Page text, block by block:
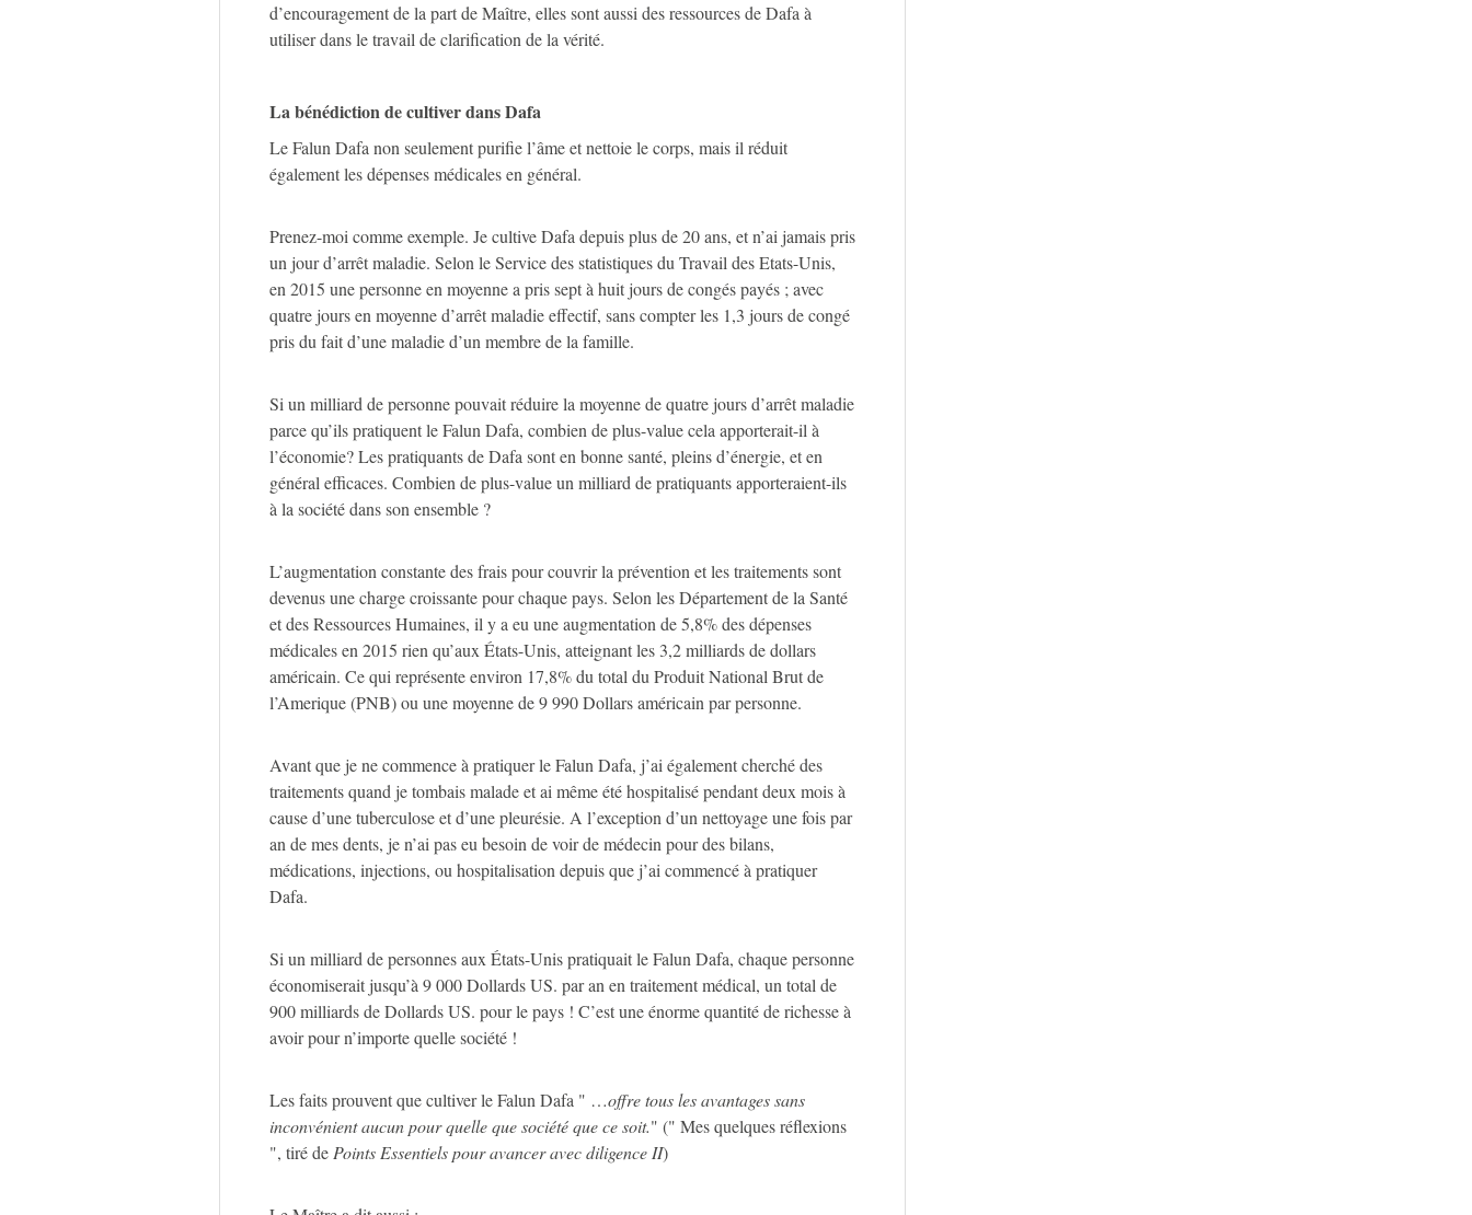
d’encouragement de la part de Maître, elles sont aussi des ressources de Dafa à
utiliser dans le travail de clarification de la vérité.
La bénédiction de cultiver dans Dafa
Le Falun Dafa non seulement purifie l’âme et nettoie le corps, mais il réduit
également les dépenses médicales en général.
Prenez-moi comme exemple. Je cultive Dafa depuis plus de 20 ans, et n’ai jamais pris
un jour d’arrêt maladie. Selon le Service des statistiques du Travail des Etats-Unis,
en 2015 une personne en moyenne a pris sept à huit jours de congés payés ; avec
quatre jours en moyenne d’arrêt maladie effectif, sans compter les 1,3 jours de congé
pris du fait d’une maladie d’un membre de la famille.
Si un milliard de personne pouvait réduire la moyenne de quatre jours d’arrêt maladie
parce qu’ils pratiquent le Falun Dafa, combien de plus-value cela apporterait-il à
l’économie? Les pratiquants de Dafa sont en bonne santé, pleins d’énergie, et en
général efficaces. Combien de plus-value un milliard de pratiquants apporteraient-ils
à la société dans son ensemble ?
L’augmentation constante des frais pour couvrir la prévention et les traitements sont
devenus une charge croissante pour chaque pays. Selon les Département de la Santé
et des Ressources Humaines, il y a eu une augmentation de 5,8% des dépenses
médicales en 2015 rien qu’aux États-Unis, atteignant les 3,2 milliards de dollars
américain. Ce qui représente environ 17,8% du total du Produit National Brut de
l’Amerique (PNB) ou une moyenne de 9 990 Dollars américain par personne.
Avant que je ne commence à pratiquer le Falun Dafa, j’ai également cherché des
traitements quand je tombais malade et ai même été hospitalisé pendant deux mois à
cause d’une tuberculose et d’une pleurésie. A l’exception d’un nettoyage une fois par
an de mes dents, je n’ai pas eu besoin de voir de médecin pour des bilans,
médications, injections, ou hospitalisation depuis que j’ai commencé à pratiquer
Dafa.
Si un milliard de personnes aux États-Unis pratiquait le Falun Dafa, chaque personne
économiserait jusqu’à 9 000 Dollards US. par an en traitement médical, un total de
900 milliards de Dollards US. pour le pays ! C’est une énorme quantité de richesse à
avoir pour n’importe quelle société !
Les faits prouvent que cultiver le Falun Dafa " …offre tous les avantages sans
inconvénient aucun pour quelle que société que ce soit." (" Mes quelques réflexions
", tiré de Points Essentiels pour avancer avec diligence II)